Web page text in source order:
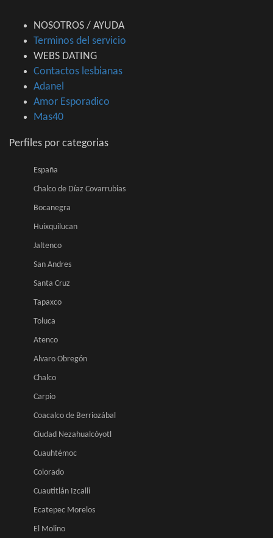
NOSOTROS / AYUDA
Terminos del servicio
WEBS DATING
Contactos lesbianas
Adanel
Amor Esporadico
Mas40
Perfiles por categorias
España
Chalco de Díaz Covarrubias
Bocanegra
Huixquilucan
Jaltenco
San Andres
Santa Cruz
Tapaxco
Toluca
Atenco
Alvaro Obregón
Chalco
Carpio
Coacalco de Berriozábal
Ciudad Nezahualcóyotl
Cuauhtémoc
Colorado
Cuautitlán Izcalli
Ecatepec Morelos
El Molino